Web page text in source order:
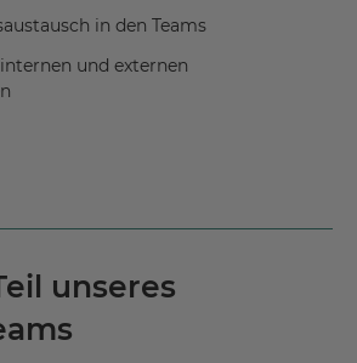
in den Teams
und externen
unseres